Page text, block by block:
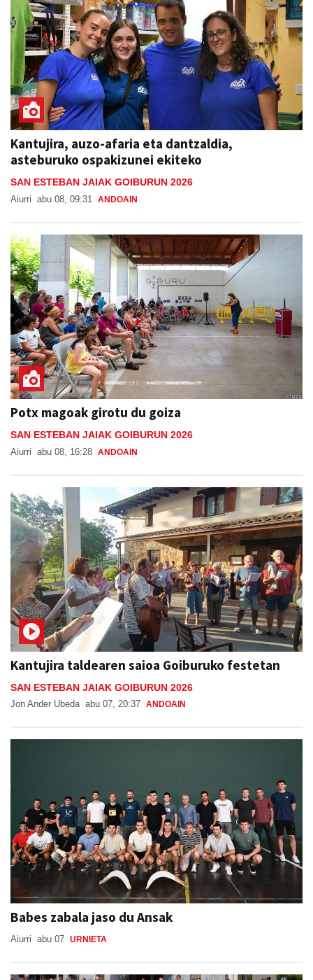
Kantujira, auzo-afaria eta dantzaldia,
asteburuko ospakizunei ekiteko
SAN ESTEBAN JAIAK GOIBURUN 2026
Aiurri abu 08, 09:31 ANDOAIN
Potx magoak girotu du goiza
SAN ESTEBAN JAIAK GOIBURUN 2026
Aiurri abu 08, 16:28 ANDOAIN
Kantujira taldearen saioa Goiburuko festetan
SAN ESTEBAN JAIAK GOIBURUN 2026
Jon Ander Ubeda abu 07, 20:37 ANDOAIN
Babes zabala jaso du Ansak
Aiurri abu 07 URNIETA